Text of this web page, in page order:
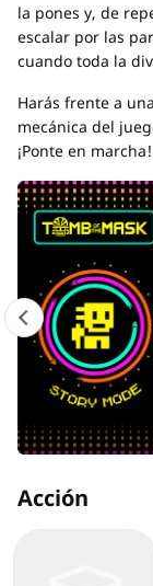
la pones y, de
escalar por las
cuando toda la
Harás frente a
mecánica del
¡Ponte en marcha!
Acción